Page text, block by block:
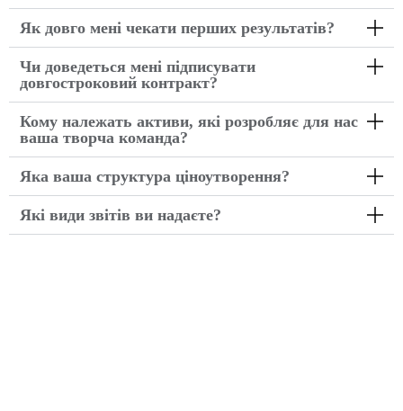
Як довго мені чекати перших результатів?
Чи доведеться мені підписувати
довгостроковий контракт?
Кому належать активи, які розробляє для нас
ваша творча команда?
Яка ваша структура ціноутворення?
Які види звітів ви надаєте?